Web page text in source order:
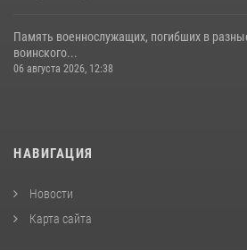
Память военнослужащих, погибших в
воинского...
06 августа 2026, 12:38
НАВИГАЦИЯ
Новости
Карта сайта